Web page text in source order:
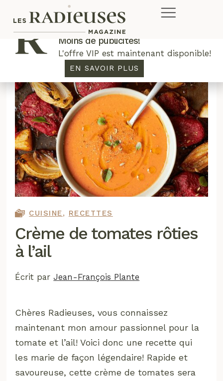
CUISINE, RECETTES
Crème de tomates rôties
à l’ail
Écrit par Jean-François Plante
Chères Radieuses, vous connaissez
maintenant mon amour passionnel pour la
tomate et l’ail! Voici donc une recette qui
les marie de façon légendaire! Rapide et
savoureuse, cette crème de tomates sera
Plus de concours. Plus de rabais.
Moins de publicités!
L'offre VIP est maintenant disponible!
EN SAVOIR PLUS